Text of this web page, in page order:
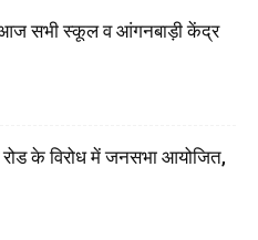
सभी स्कूल व आंगनबाड़ी केंद्र
के विरोध में जनसभा आयोजित,